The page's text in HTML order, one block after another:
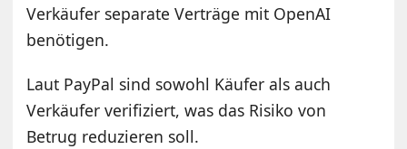
Verkäufer separate Verträge mit OpenAI
benötigen.
Laut PayPal sind sowohl Käufer als auch
Verkäufer verifiziert, was das Risiko von
Betrug reduzieren soll.